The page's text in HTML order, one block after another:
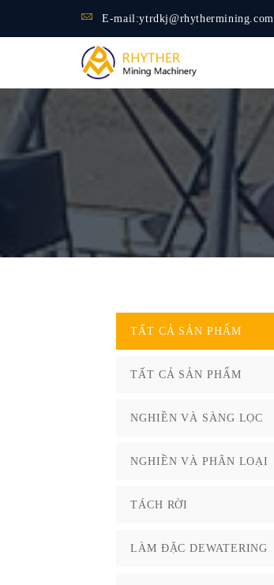
E-mail:ytrdkj@rhythermining.com
TẤT CẢ SẢN PHẨM
TẤT CẢ SẢN PHẨM
NGHIỀN VÀ SÀNG LỌC
NGHIỀN VÀ PHÂN LOẠI
TÁCH RỜI
LÀM ĐẶC DEWATERING